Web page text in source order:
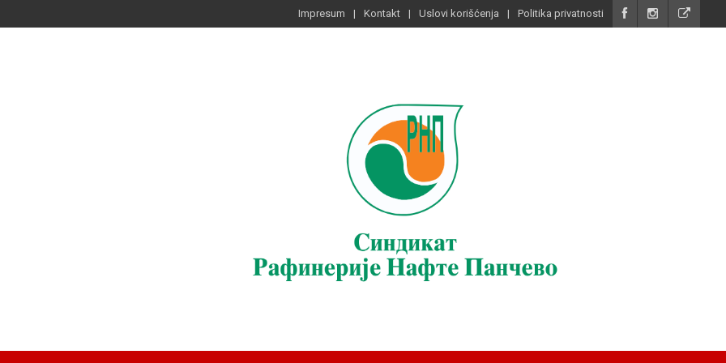
Impresum Kontakt Uslovi korišćenja Politika privatnosti